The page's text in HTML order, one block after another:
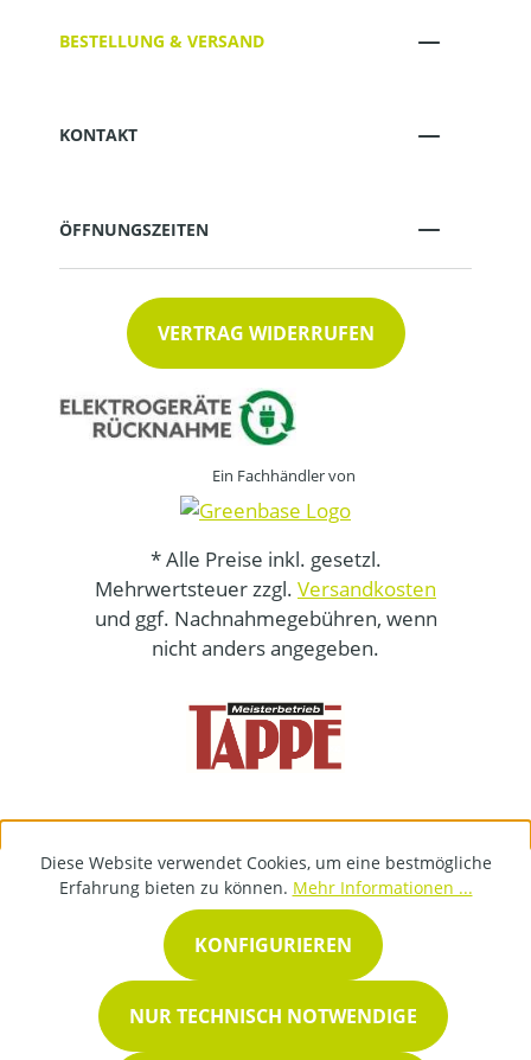
BESTELLUNG & VERSAND
KONTAKT
ÖFFNUNGSZEITEN
VERTRAG WIDERRUFEN
Ein Fachhändler von
* Alle Preise inkl. gesetzl.
Mehrwertsteuer zzgl. Versandkosten
und ggf. Nachnahmegebühren, wenn
nicht anders angegeben.
Diese Website verwendet Cookies, um eine bestmögliche
Erfahrung bieten zu können. Mehr Informationen ...
NUR TECHNISCH NOTWENDIGE
KONFIGURIEREN